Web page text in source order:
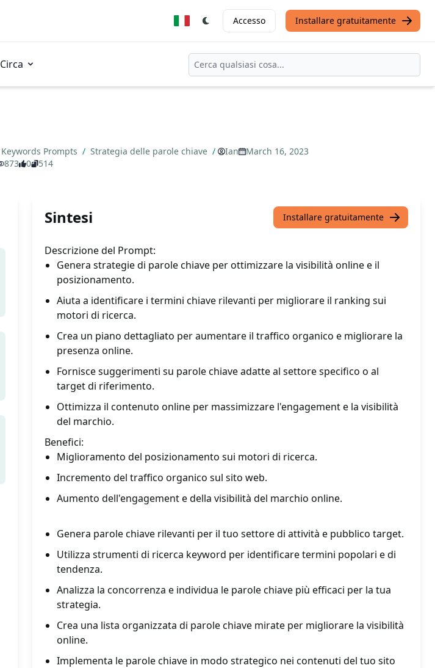
Accesso Installare gratuitamente
Circa
Keywords Prompts / Strategia delle parole chiave / Ian
March 16, 2023
873
0 514
Sintesi Installare gratuitamente
Descrizione del Prompt:
Genera strategie di parole chiave per ottimizzare la visibilità online e il
posizionamento.
Aiuta a identificare i termini chiave rilevanti per migliorare il ranking sui
motori di ricerca.
Crea un piano dettagliato per aumentare il traffico organico e migliorare la
presenza online.
Fornisce suggerimenti su parole chiave adatte al settore specifico o al
target di riferimento.
Ottimizza il contenuto online per massimizzare l'engagement e la visibilità
del marchio.
Benefici:
Miglioramento del posizionamento sui motori di ricerca.
Incremento del traffico organico sul sito web.
Aumento dell'engagement e della visibilità del marchio online.
Genera parole chiave rilevanti per il tuo settore di attività e pubblico target.
Utilizza strumenti di ricerca keyword per identificare termini popolari e di
tendenza.
Analizza la concorrenza e individua le parole chiave più efficaci per la tua
strategia.
Crea una lista organizzata di parole chiave mirate per migliorare la visibilità
online.
Implementa le parole chiave in modo strategico nei contenuti del tuo sito